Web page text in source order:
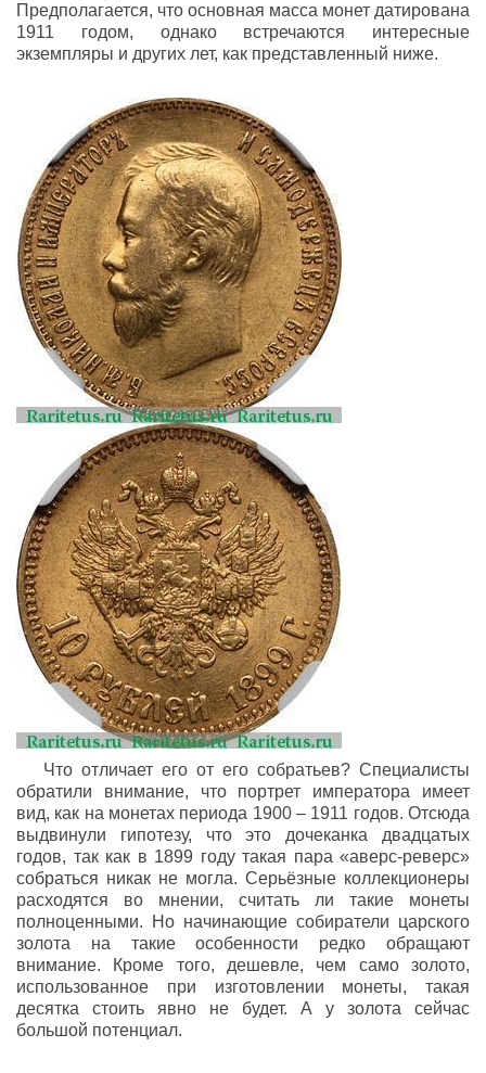
Предполагается, что основная масса монет датирована
1911 годом, однако встречаются интересные
экземпляры и других лет, как представленный ниже.
Что отличает его от его собратьев? Специалисты
обратили внимание, что портрет императора имеет
вид, как на монетах периода 1900 – 1911 годов. Отсюда
выдвинули гипотезу, что это дочеканка двадцатых
годов, так как в 1899 году такая пара «аверс-реверс»
собраться никак не могла. Серьёзные коллекционеры
расходятся во мнении, считать ли такие монеты
полноценными. Но начинающие собиратели царского
золота на такие особенности редко обращают
внимание. Кроме того, дешевле, чем само золото,
использованное при изготовлении монеты, такая
десятка стоить явно не будет. А у золота сейчас
большой потенциал.